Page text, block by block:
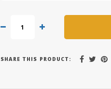
SHARE THIS PRODUCT: